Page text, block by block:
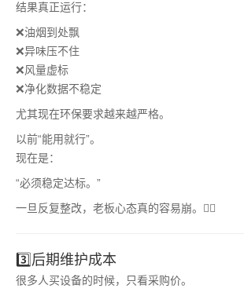
结果真正运行：
❌油烟到处飘
❌异味压不住
❌风量虚标
❌净化数据不稳定
尤其现在环保要求越来越严格。
以前“能用就行”。
现在是：
“必须稳定达标。”
一旦反复整改，老板心态真的容易崩。😮‍💨
3️⃣后期维护成本
很多人买设备的时候，只看采购价。